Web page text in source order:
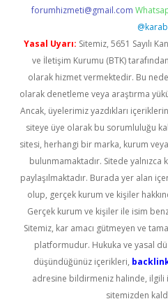
forumhizmeti@gmail.com
Yasal Uyarı: Sitemiz, 5651 Sayılı
ve İletişim Kurumu (BTK)
olarak hizmet vermektedir. Bu
olarak denetleme veya araştırma
Ancak, üyelerimiz yazdıkları
siteye üye olarak bu sorumluluğu
sitesi, herhangi bir marka, kurum
bulunmamaktadır. Sitede yalnızca
paylaşılmaktadır. Burada yer alan
olup, gerçek kurum ve kişiler
Gerçek kurum ve kişiler ile isim
Sitemiz, kar amacı gütmeyen ve
platformudur. Hukuka ve yasal
düşündüğünüz içerikleri,
adresine bildirmeniz halinde, ilgili
sitemizden